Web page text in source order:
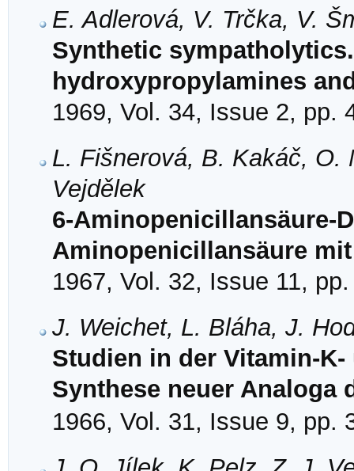
E. Adlerová, V. Trčka, V.
Synthetic
hydroxypropylamines
1969, Vol. 34, Issue 2, pp.
L. Fišnerová, B. Kakáč, O.
Vejdělek
6-Aminopenicillansäure-
Aminopenicillansäure
1967, Vol. 32, Issue 11,
J. Weichet, L. Bláha, J.
Studien in der Vitamin-
Synthese neuer Analoga
1966, Vol. 31, Issue 9, pp.